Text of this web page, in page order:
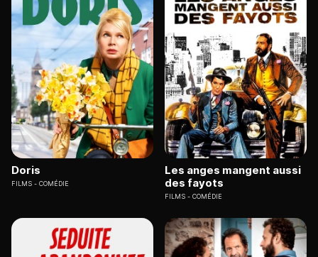
Doris
FILMS COMÉDIE
Les anges mangent aussi
des fayots
FILMS COMÉDIE